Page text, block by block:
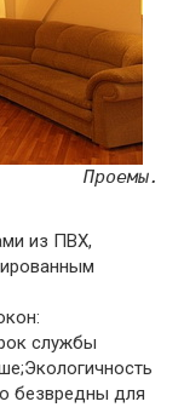
Проемы.
из ПВХ,
службы
безвредны для